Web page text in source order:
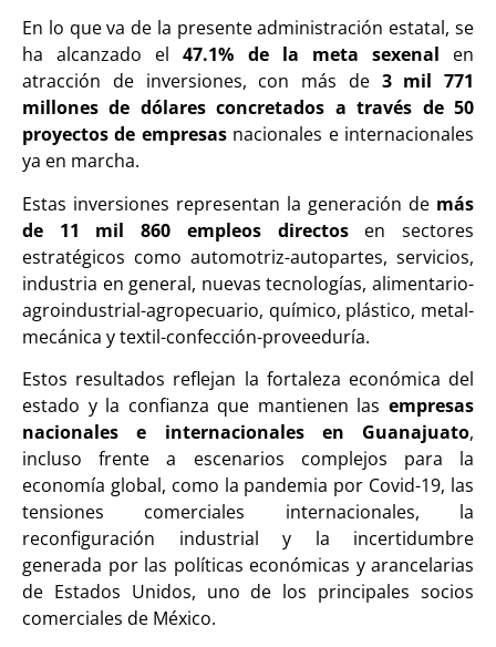
En lo que va de la presente administración estatal, se
ha alcanzado el47.1% de la meta sexenal en
atracción de inversiones, con más de 3 mil 771
millones de dólares concretados a través de 50
proyectos de empresas nacionales e internacionales
ya en marcha.
Estas inversiones representan la generación de más
de 11 mil 860 empleos directosen sectores
estratégicos como automotriz-autopartes, servicios,
industria en general, nuevas tecnologías, alimentario-
agroindustrial-agropecuario, químico, plástico, metal-
mecánica y textil-confección-proveeduría.
Estos resultados reflejan la fortaleza económica del
estado y la confianza que mantienen las empresas
nacionales e internacionales en Guanajuato,
incluso frente a escenarios complejos para la
economía global, como la pandemia por Covid-19, las
tensiones comerciales internacionales, la
reconfiguración industrial y la incertidumbre
generada por las políticas económicas y arancelarias
de Estados Unidos, uno de los principales socios
comerciales de México.